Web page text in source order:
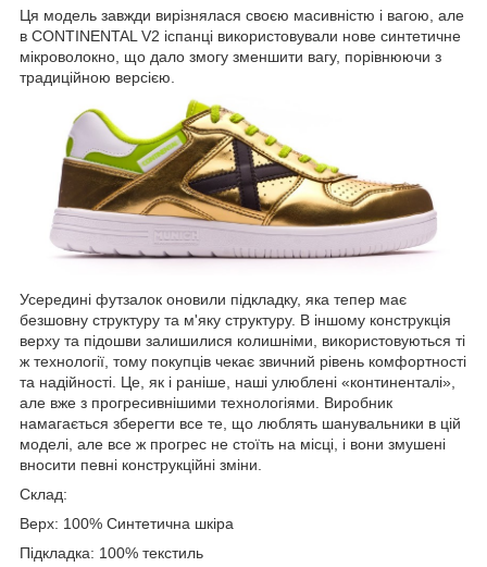
Ця модель завжди вирізнялася своєю масивністю і вагою, але
в CONTINENTAL V2 іспанці використовували нове синтетичне
мікроволокно, що дало змогу зменшити вагу, порівнюючи з
традиційною версією.
Усередині футзалок оновили підкладку, яка тепер має
безшовну структуру та м'яку структуру. В іншому конструкція
верху та підошви залишилися колишніми, використовуються ті
ж технології, тому покупців чекає звичний рівень комфортності
та надійності. Це, як і раніше, наші улюблені «континенталі»,
але вже з прогресивнішими технологіями. Виробник
намагається зберегти все те, що люблять шанувальники в цій
моделі, але все ж прогрес не стоїть на місці, і вони змушені
вносити певні конструкційні зміни.
Склад:
Верх: 100% Синтетична шкіра
Підкладка: 100% текстиль